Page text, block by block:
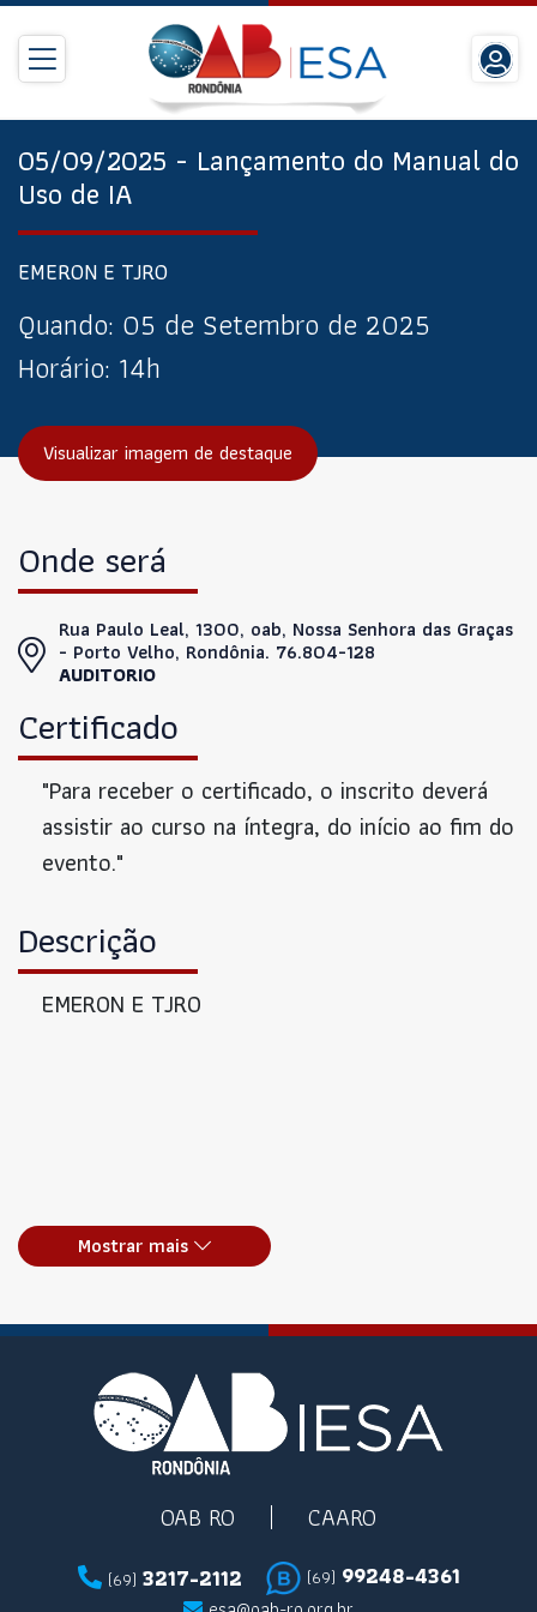
05/09/2025 - Lançamento do Manual do
Uso de IA
EMERON E TJRO
Quando: 05 de Setembro de 2025
Horário: 14h
Visualizar imagem de destaque
Onde será
Rua Paulo Leal, 1300, oab, Nossa Senhora das Graças
- Porto Velho, Rondônia. 76.804-128
AUDITORIO
Certificado
"Para receber o certificado, o inscrito deverá
assistir ao curso na íntegra, do início ao fim do
evento."
Descrição
EMERON E TJRO
Mostrar mais
OAB RO CAARO
(69) 3217-2112 (69) 99248-4361